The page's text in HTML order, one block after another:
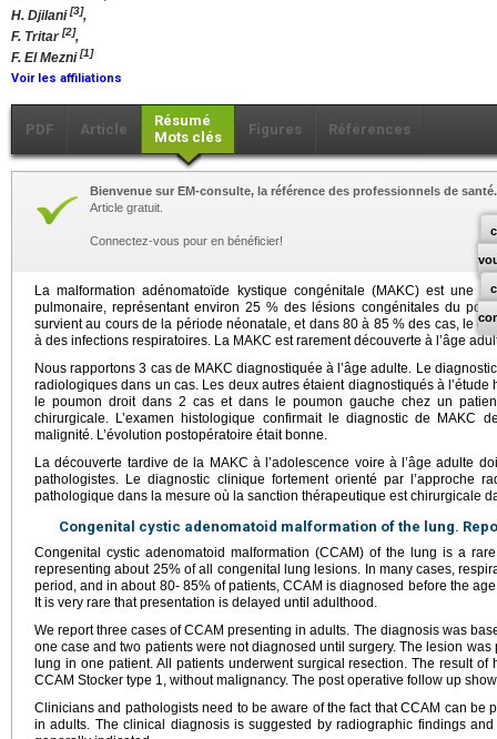
H. Djilani[3],
F. Tritar[2],
F. El Mezni[1]
Voir les affiliations
PDF Article
Résumé
Mots clés
Figures Références
Bienvenue sur EM-consulte, la référence des professionnels de santé.
Article gratuit.
Connectez-vous pour en bénéficier!
La malformation adénomatoïde kystique congénitale (MAKC) est une
pulmonaire, représentant environ 25 % des lésions congénitales du
survient au cours de la période néonatale, et dans 80 à 85 % des cas, le
à des infections respiratoires. La MAKC est rarement découverte à l’âge
Nous rapportons 3 cas de MAKC diagnostiquée à l’âge adulte. Le
radiologiques dans un cas. Les deux autres étaient diagnostiqués à
le poumon droit dans 2 cas et dans le poumon gauche chez un
chirurgicale. L’examen histologique confirmait le diagnostic de MAKC
malignité. L’évolution postopératoire était bonne.
La découverte tardive de la MAKC à l’adolescence voire à l’âge adulte
pathologistes. Le diagnostic clinique fortement orienté par l’approche
pathologique dans la mesure où la sanction thérapeutique est chirurgicale
Congenital cystic adenomatoid malformation of the lung.
Congenital cystic adenomatoid malformation (CCAM) of the lung is a
representing about 25% of all congenital lung lesions. In many cases,
period, and in about 80- 85% of patients, CCAM is diagnosed before the
It is very rare that presentation is delayed until adulthood.
We report three cases of CCAM presenting in adults. The diagnosis was
one case and two patients were not diagnosed until surgery. The lesion
lung in one patient. All patients underwent surgical resection. The result
CCAM Stocker type 1, without malignancy. The post operative follow up
Clinicians and pathologists need to be aware of the fact that CCAM can be
in adults. The clinical diagnosis is suggested by radiographic findings